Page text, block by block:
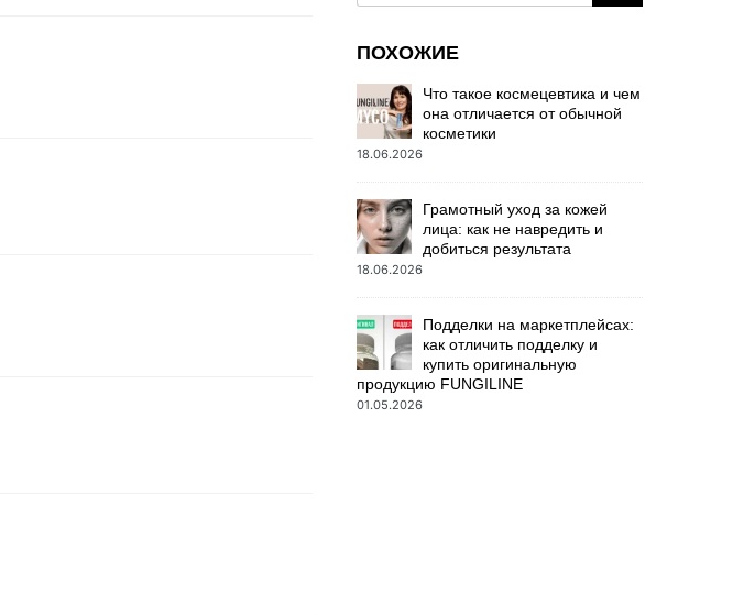
ПОХОЖИЕ
Что такое космецевтика и чем
она отличается от обычной
косметики
18.06.2026
Грамотный уход за кожей
лица: как не навредить и
добиться результата
18.06.2026
Подделки на маркетплейсах:
как отличить подделку и
купить оригинальную
продукцию FUNGILINE
01.05.2026